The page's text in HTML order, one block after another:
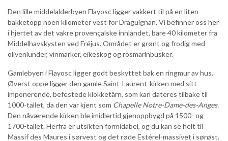
Den lille middelalderbyen Flayosc ligger vakkert til på en liten
bakketopp noen kilometer vest for Draguignan. Vi befinner oss her
i hjertet av det vakre provençalske innlandet, bare 40 kilometer fra
Middelhavskysten ved Fréjus. Området er grønt og frodig med
olivenlunder, vinmarker, eikeskog og rosmarinbusker.
Gamlebyen i Flayosc ligger godt beskyttet bak en ringmur av hus.
Øverst oppe ligger den gamle Saint-Laurent-kirken med sitt
imponerende, befestede klokketårn, som kan dateres tilbake til
1000-tallet, da den var kjent som Chapelle Notre-Dame-des-Anges.
Den nåværende kirken ble imidlertid gjenoppbygd på 1500- og
1700-tallet. Herfra er utsikten formidabel, og du kan se helt til
Massif des Maures i sørvest og det røde Estérel-massivet i sørøst.